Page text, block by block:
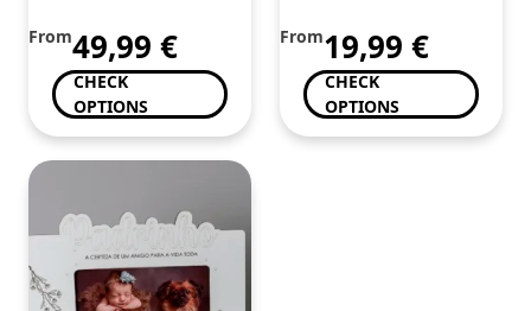
From49,99 €
CHECK
OPTIONS
From19,99 €
CHECK
OPTIONS